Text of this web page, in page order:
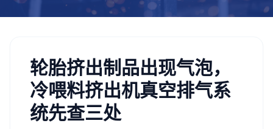
轮胎挤出制品出现气泡，
冷喂料挤出机真空排气系
统先查三处